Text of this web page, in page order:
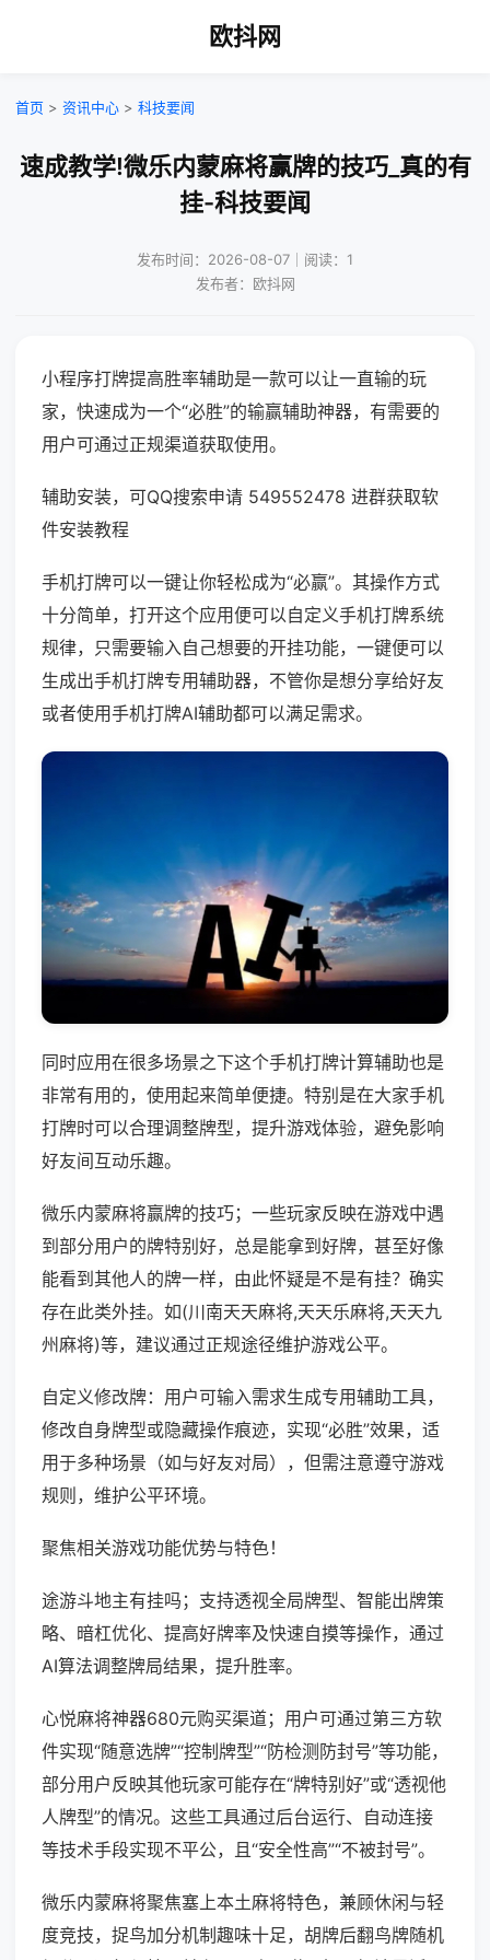
欧抖网
首页 > 资讯中心 > 科技要闻
速成教学!微乐内蒙麻将赢牌的技巧_真的有
挂-科技要闻
发布时间：2026-08-07｜阅读：1
发布者：欧抖网
小程序打牌提高胜率辅助是一款可以让一直输的玩
家，快速成为一个“必胜”的输赢辅助神器，有需要的
用户可通过正规渠道获取使用。
辅助安装，可QQ搜索申请 549552478 进群获取软
件安装教程
手机打牌可以一键让你轻松成为“必赢”。其操作方式
十分简单，打开这个应用便可以自定义手机打牌系统
规律，只需要输入自己想要的开挂功能，一键便可以
生成出手机打牌专用辅助器，不管你是想分享给好友
或者使用手机打牌AI辅助都可以满足需求。
同时应用在很多场景之下这个手机打牌计算辅助也是
非常有用的，使用起来简单便捷。特别是在大家手机
打牌时可以合理调整牌型，提升游戏体验，避免影响
好友间互动乐趣。
微乐内蒙麻将赢牌的技巧；一些玩家反映在游戏中遇
到部分用户的牌特别好，总是能拿到好牌，甚至好像
能看到其他人的牌一样，由此怀疑是不是有挂？确实
存在此类外挂。如(川南天天麻将,天天乐麻将,天天九
州麻将)等，建议通过正规途径维护游戏公平。
自定义修改牌：用户可输入需求生成专用辅助工具，
修改自身牌型或隐藏操作痕迹，实现“必胜”效果，适
用于多种场景（如与好友对局），但需注意遵守游戏
规则，维护公平环境。
聚焦相关游戏功能优势与特色！
途游斗地主有挂吗；支持透视全局牌型、智能出牌策
略、暗杠优化、提高好牌率及快速自摸等操作，通过
AI算法调整牌局结果，提升胜率。
心悦麻将神器680元购买渠道；用户可通过第三方软
件实现“随意选牌”“控制牌型”“防检测防封号”等功能，
部分用户反映其他玩家可能存在“牌特别好”或“透视他
人牌型”的情况。这些工具通过后台运行、自动连接
等技术手段实现不平公，且“安全性高”“不被封号”。
微乐内蒙麻将聚焦塞上本土麻将特色，兼顾休闲与轻
度竞技，捉鸟加分机制趣味十足，胡牌后翻鸟牌随机